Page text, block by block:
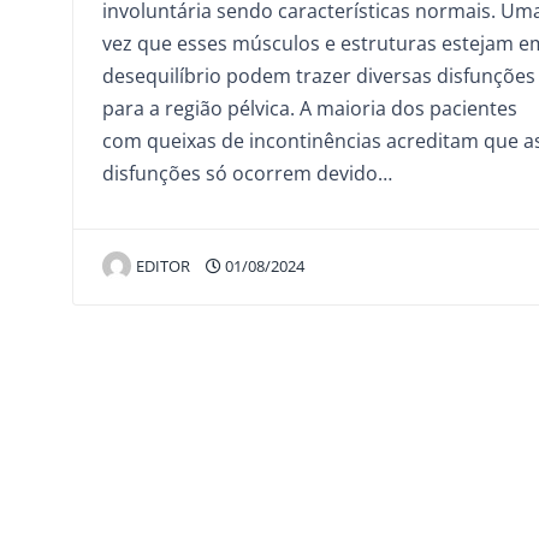
involuntária sendo características normais.
vez que esses músculos e estruturas estejam
desequilíbrio podem trazer diversas disfunções
para a região pélvica. A maioria dos pacientes
com queixas de incontinências acreditam que
disfunções só ocorrem devido…
EDITOR 01/08/2024